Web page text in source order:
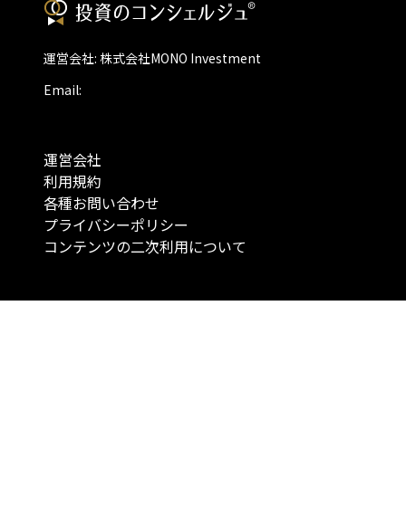
運営会社: 株式会社MONO Investment
Email:
運営会社
利用規約
各種お問い合わせ
プライバシーポリシー
コンテンツの二次利用について